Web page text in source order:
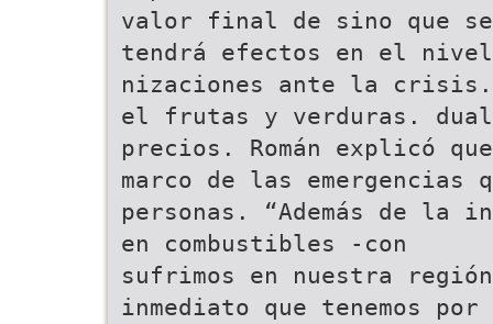
valor final de sino que
tendrá efectos en el
nizaciones ante la
el frutas y verduras.
precios. Román explicó
marco de las
personas. “Además de la
en combustibles -con
sufrimos en nuestra
inmediato que tenemos